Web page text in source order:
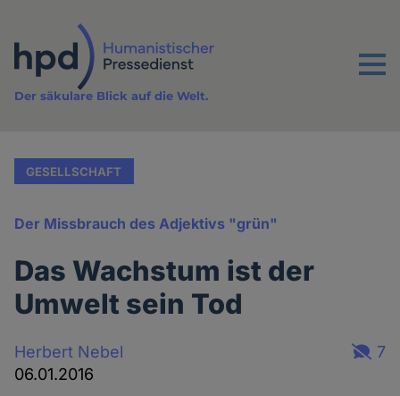
Inhalt
Menu
Der säkulare Blick auf die Welt.
GESELLSCHAFT
Der Missbrauch des Adjektivs "grün"
Das Wachstum ist der
Umwelt sein Tod
Herbert Nebel
06.01.2016
7